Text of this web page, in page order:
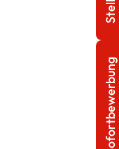
Sofortbewerbung